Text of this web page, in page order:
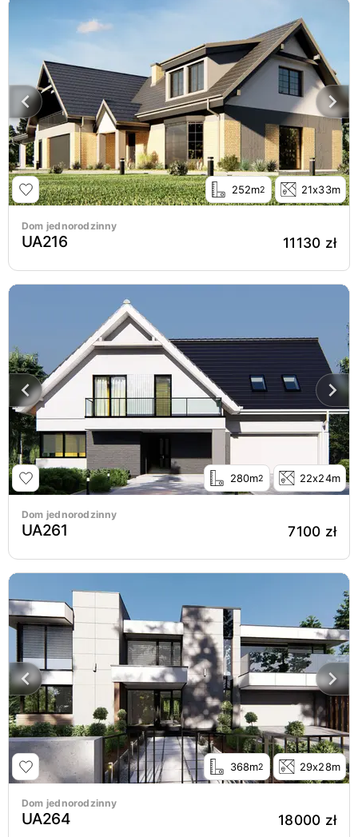
252m2 21x33m
Dom jednorodzinny
UA216 11130 zł
280m2 22x24m
Dom jednorodzinny
UA261 7100 zł
368m2 29x28m
Dom jednorodzinny
UA264 18000 zł